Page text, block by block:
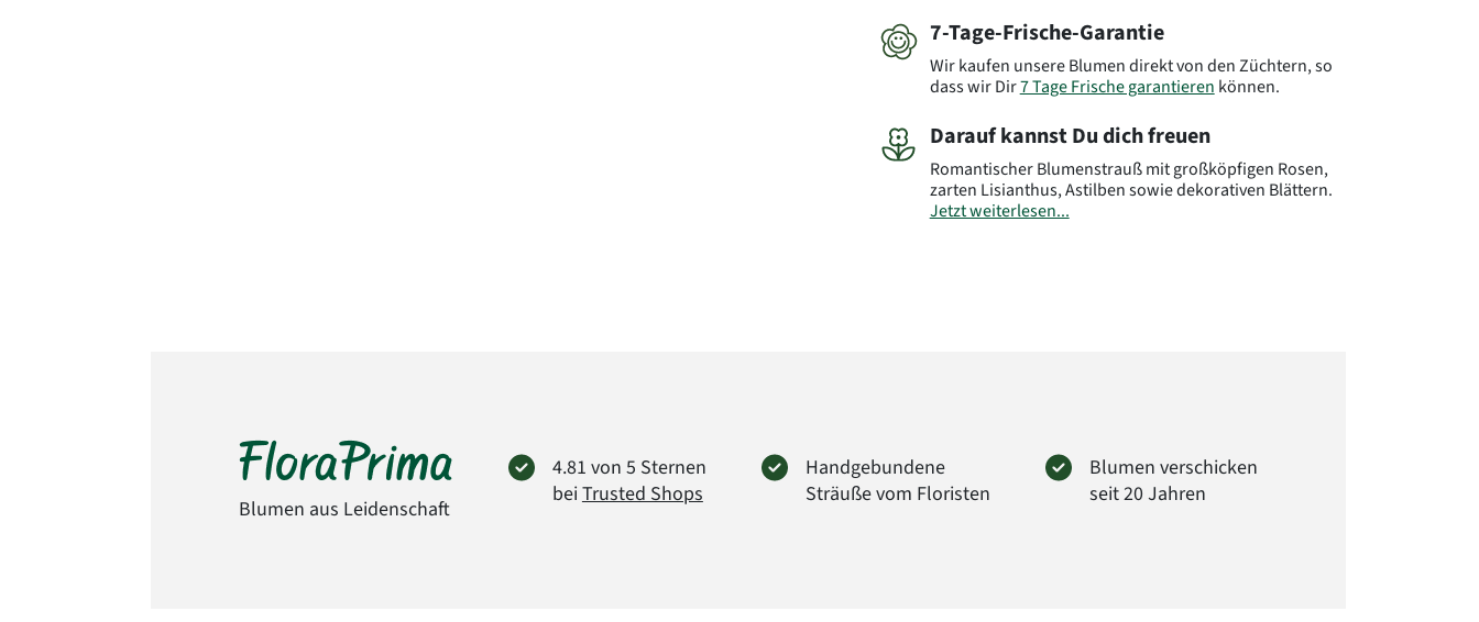
Andere Länder, andere Blumen..
7-Tage-Frische-Garantie
Wir kaufen unsere Blumen direkt von den Züchtern, so
dass wir Dir7 Tage Frische garantieren können.
Darauf kannst Du dich freuen
Romantischer Blumenstrauß mit großköpfigen Rosen,
zarten Lisianthus, Astilben sowie dekorativen Blättern.
Jetzt weiterlesen...
Blumen aus Leidenschaft
4.81 von 5 Sternen
bei Trusted Shops
Handgebundene
Sträuße vom Floristen
Blumen verschicken
seit 20 Jahren